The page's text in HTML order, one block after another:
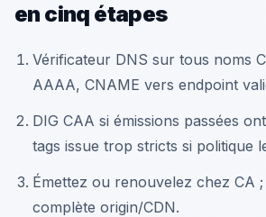
en cinq étapes
Vérificateur DNS sur tous noms
AAAA, CNAME vers endpoint
DIG CAA si émissions passées
tags issue trop stricts si politique
Émettez ou renouvelez chez CA
complète origin/CDN.